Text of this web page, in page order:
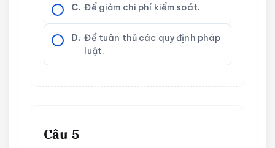
C. Để giảm chi phí kiểm soát.
D. Để tuân thủ các quy định pháp
luật.
Câu 5